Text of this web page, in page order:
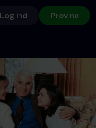
Log ind Prøv nu